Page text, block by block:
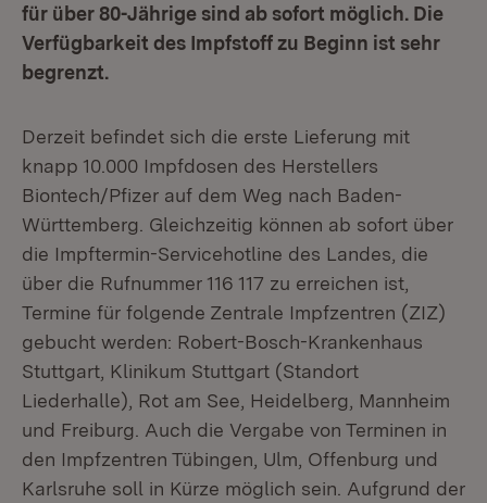
für über 80-Jährige sind ab sofort möglich. Die
Verfügbarkeit des Impfstoff zu Beginn ist sehr
begrenzt.
Derzeit befindet sich die erste Lieferung mit
knapp 10.000 Impfdosen des Herstellers
Biontech/Pfizer auf dem Weg nach Baden-
Württemberg. Gleichzeitig können ab sofort über
die Impftermin-Servicehotline des Landes, die
über die Rufnummer 116 117 zu erreichen ist,
Termine für folgende Zentrale Impfzentren (ZIZ)
gebucht werden: Robert-Bosch-Krankenhaus
Stuttgart, Klinikum Stuttgart (Standort
Liederhalle), Rot am See, Heidelberg, Mannheim
und Freiburg. Auch die Vergabe von Terminen in
den Impfzentren Tübingen, Ulm, Offenburg und
Karlsruhe soll in Kürze möglich sein. Aufgrund der